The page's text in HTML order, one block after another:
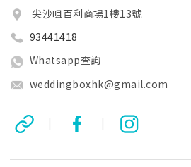
尖沙咀百利商場1樓13號
93441418
Whatsapp查詢
weddingboxhk@gmail.com
| |